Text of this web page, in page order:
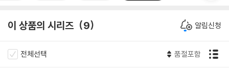
이 상품의 시리즈 9 알림신청
전체선택 품절포함